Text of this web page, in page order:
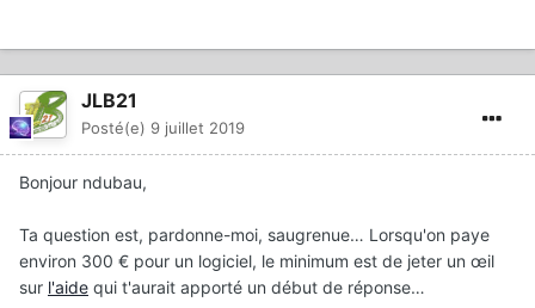
JLB21
Posté(e) 9 juillet 2019
Bonjour ndubau,
Ta question est, pardonne-moi, saugrenue… Lorsqu'on paye
environ 300 € pour un logiciel, le minimum est de jeter un œil
sur l'aide qui t'aurait apporté un début de réponse…